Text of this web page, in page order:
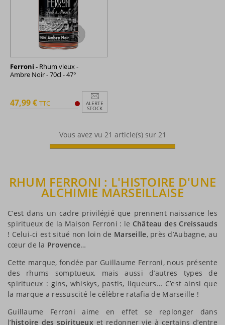
Ferroni - Rhum vieux -
Ambre Noir - 70cl - 47°
ALERTE
STOCK
47,99 € TTC
Vous avez vu 21 article(s) sur 21
RHUM FERRONI : L'HISTOIRE D'UNE
ALCHIMIE MARSEILLAISE
C’est dans un cadre privilégié que prennent naissance les
spiritueux de la Maison Ferroni : le Château des Creissauds
! Celui-ci est situé non loin de Marseille, près d’Aubagne, au
cœur de la Provence…
Cette marque, fondée par Guillaume Ferroni, nous présente
des rhums somptueux, mais aussi d’autres types de
spiritueux : gins, whiskys, pastis, liqueurs… C’est ainsi que
la marque a ressuscité le célèbre ratafia de Marseille !
Guillaume Ferroni aime en effet se replonger dans
l’histoire des spiritueux et redonner vie à certains d’entre